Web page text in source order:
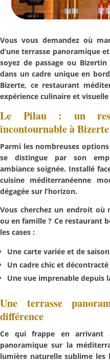
Vous vous demandez où
d’uneterrasse panoramiqueet
soyez de passage ou
dans un cadre unique en
Bizerte, ce restaurant
expérience culinaire et
Le Pilau : un
incontournable à Bizerte
Parmi les nombreuses
se distingue par son
ambiance soignée. Installé
cuisine méditerranéenne
dégagée sur l’horizon.
Vous cherchez un endroit où
ou en famille ? Ce restaurant
les cases :
Une carte variée et de saison
Un cadre chic et décontracté
Une vue imprenable depuis
Une terrasse
différence
Ce qui frappe en arrivant
panoramique sur la
lumière naturelle sublime les